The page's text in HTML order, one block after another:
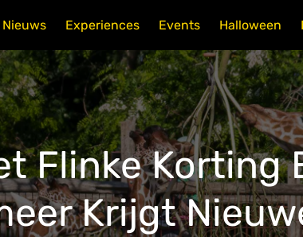
Nieuws Experiences Events Halloween
Flinke Korting
Krijgt